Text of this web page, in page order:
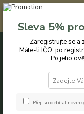
Registrovaným
IČO, po registraci nám jej
získáte slevu
+420 774 544 973
Sleva 5%
Zaregistrujte se a
Máte-li IČO, po
Po jeho
Přeji si odebírat